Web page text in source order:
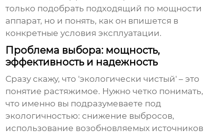
только подобрать подходящий по мощности
аппарат, но и понять, как он впишется в
конкретные условия эксплуатации.
Проблема выбора: мощность,
эффективность и надежность
Сразу скажу, что 'экологически чистый' – это
понятие растяжимое. Нужно четко понимать,
что именно вы подразумеваете под
экологичностью: снижение выбросов,
использование возобновляемых источников